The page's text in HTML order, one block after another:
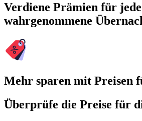
Verdiene Prämien für jede
wahrgenommene
Mehr sparen mit Preisen
Überprüfe die Preise für